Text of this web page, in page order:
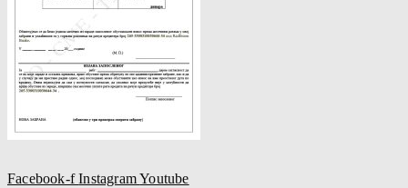
Facebook-f InstagramYoutube